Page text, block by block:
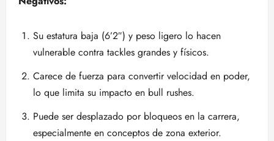
Su estatura baja (6’2″) y peso ligero lo hacen
vulnerable contra tackles grandes y físicos.
Carece de fuerza para convertir velocidad en poder,
lo que limita su impacto en bull rushes.
Puede ser desplazado por bloqueos en la carrera,
especialmente en conceptos de zona exterior.